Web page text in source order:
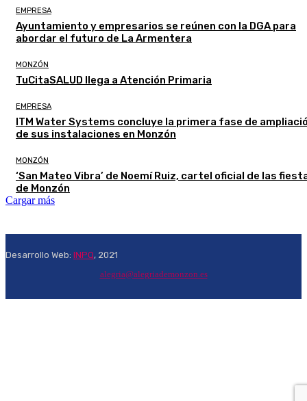
EMPRESA
Ayuntamiento y empresarios se reúnen con la DGA para
abordar el futuro de La Armentera
MONZÓN
TuCitaSALUD llega a Atención Primaria
EMPRESA
ITM Water Systems concluye la primera fase de
de sus instalaciones en Monzón
MONZÓN
‘San Mateo Vibra’ de Noemí Ruiz, cartel oficial de las
de Monzón
Cargar más
Desarrollo Web: INPQ, 2021
alegria@alegriademonzon.es